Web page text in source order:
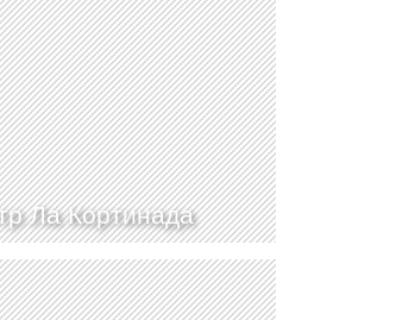
Ла Кортинада